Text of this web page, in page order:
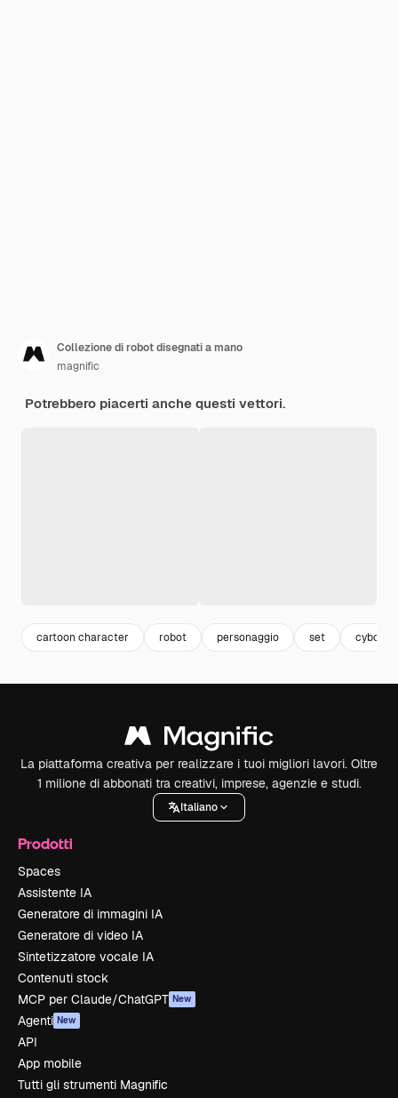
Collezione di robot disegnati a mano
magnific
Potrebbero piacerti anche questi vettori.
cartoon character robot personaggio set cyborg
La piattaforma creativa per realizzare i tuoi migliori lavori. Oltre
1 milione di abbonati tra creativi, imprese, agenzie e studi.
Italiano
Prodotti
Spaces
Assistente IA
Generatore di immagini IA
Generatore di video IA
Sintetizzatore vocale IA
Contenuti stock
MCP per Claude/ChatGPT New
Agenti New
API
App mobile
Tutti gli strumenti Magnific